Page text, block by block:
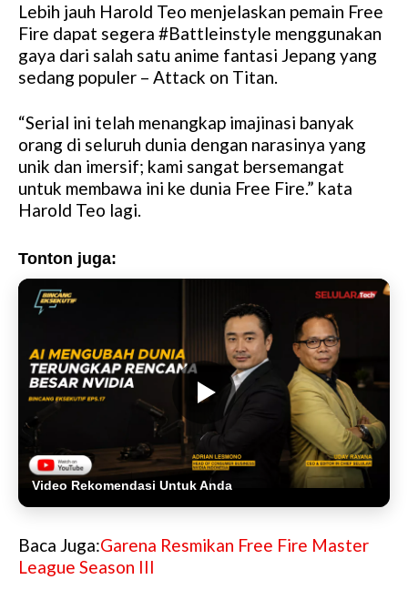
Lebih jauh Harold Teo menjelaskan pemain Free
Fire dapat segera #Battleinstyle menggunakan
gaya dari salah satu anime fantasi Jepang yang
sedang populer – Attack on Titan.
“Serial ini telah menangkap imajinasi banyak
orang di seluruh dunia dengan narasinya yang
unik dan imersif; kami sangat bersemangat
untuk membawa ini ke dunia Free Fire.” kata
Harold Teo lagi.
Tonton juga:
Video Rekomendasi Untuk Anda
Baca Juga:Garena Resmikan Free Fire Master
League Season III